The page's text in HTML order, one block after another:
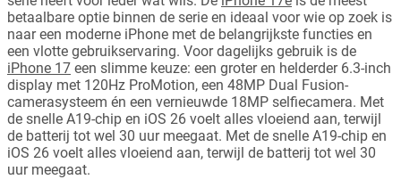
betaalbare optie binnen de serie en ideaal voor wie op zoek is
naar een moderne iPhone met de belangrijkste functies en
een vlotte gebruikservaring. Voor dagelijks gebruik is de
iPhone 17 een slimme keuze: een groter en helderder 6.3-inch
display met 120Hz ProMotion, een 48MP Dual Fusion-
camerasysteem én een vernieuwde 18MP selfiecamera. Met
de snelle A19-chip en iOS 26 voelt alles vloeiend aan, terwijl
de batterij tot wel 30 uur meegaat. Met de snelle A19-chip en
iOS 26 voelt alles vloeiend aan, terwijl de batterij tot wel 30
uur meegaat.